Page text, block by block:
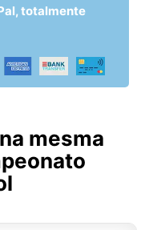
totalmente
mesma